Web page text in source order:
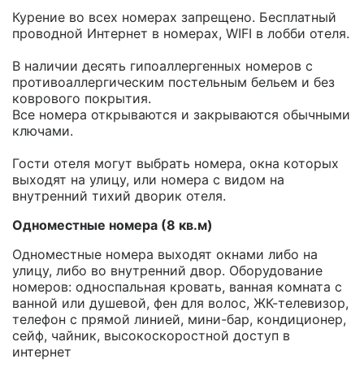
Курение во всех номерах запрещено. Бесплатный
проводной Интернет в номерах, WIFI в лобби отеля.
В наличии десять гипоаллергенныx номеров с
противоаллергическим постельным бельем и без
коврового покрытия.
Все номера открываются и закрываются обычными
ключами.
Гости отеля могут выбрать номера, окна которых
выходят на улицу, или номера с видом на
внутренний тихий дворик отеля.
Одноместные номера (8 кв.м)
Одноместные номера выходят окнами либо на
улицу, либо во внутренний двор. Оборудование
номеров: односпальная кровать, ванная комната с
ванной или душевой, фен для волос, ЖК-телевизор,
телефон с прямой линией, мини-бар, кондиционер,
сейф, чайник, высокоскоростной доступ в
интернет